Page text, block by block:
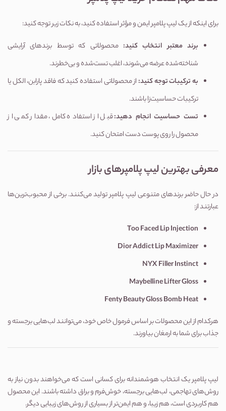
برای اینکه از یک لیپ پلامپر ایمن و مؤثر استفاده کنید، به نکات زیر توجه کنید:
برند معتبر انتخاب کنید: محصولاتی که توسط برندهای آرایشی
شناخته‌شده عرضه می‌شوند، اغلب تست‌شده و بی‌خطرند.
به ترکیبات توجه کنید: از محصولاتی استفاده کنید که فاقد پارابن، الکل یا
ترکیبات حساسیت‌زا باشند.
تست حساسیت انجام دهید:قبل از استفاده کامل، مقدار کمی از
محصول را روی پوست دست امتحان کنید.
معرفی بهترین لیپ پلامپرهای بازار
در حال حاضر برندهای متنوعی لیپ پلامپر تولید می‌کنند. برخی از محبوب‌ترین‌ها
عبارتند از:
Too Faced Lip Injection
Dior Addict Lip Maximizer
NYX Filler Instinct
Maybelline Lifter Gloss
Fenty Beauty Gloss Bomb Heat
هرکدام از این محصولات بر اساس فرمول خاص خود، می‌توانند لب‌هایی برجسته و
جذاب برای شما به ارمغان بیاورند.
لیپ پلامپر یک انتخاب هوشمندانه برای کسانی است که می‌خواهند بدون نیاز به
روش‌های تهاجمی، لب‌هایی برجسته، خوش‌فرم و براق داشته باشند. این محصول
هم کاربردی است، هم زیبا، و هم ایمن‌تر از بسیاری از روش‌های زیبایی دیگر.